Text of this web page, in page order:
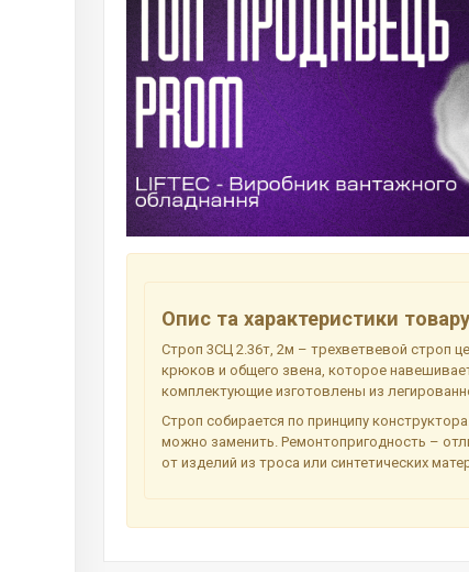
Опис та характеристики товару
Строп 3СЦ 2.36т, 2м – трехветвевой строп
крюков и общего звена, которое
комплектующие изготовлены из
Строп собирается по принципу
можно заменить. Ремонтопригодность –
от изделий из троса или синтетических